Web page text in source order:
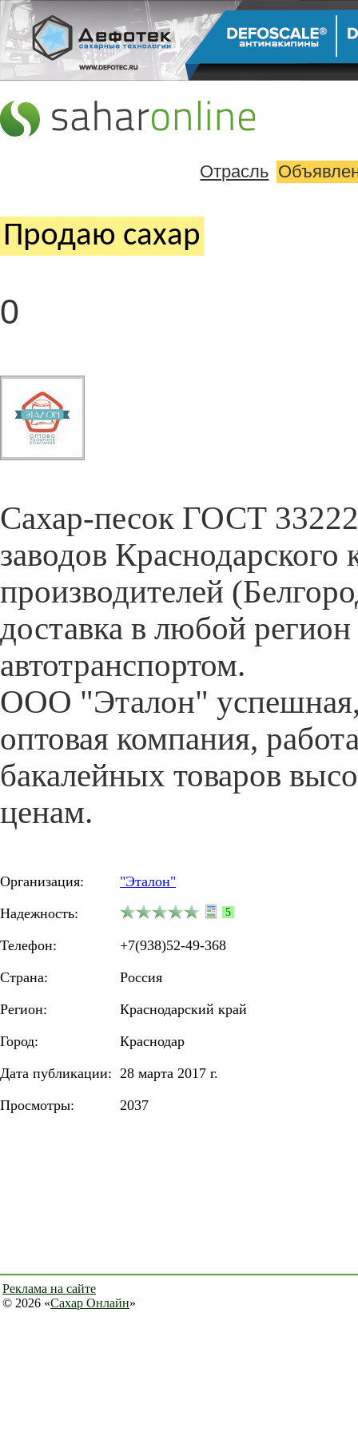
Отрасль
Продаю cахар
0
Cахар-песок ГОСТ
заводов
производителей
доставка в любой
автотранспортом.
ООО "Эталон"
оптовая компания,
бакалейных товаров
ценам.
Организация:
"Эталон"
Надежность:
5
Телефон:
+7(938)52-49-368
Страна:
Россия
Регион:
Краснодарский край
Город:
Краснодар
Дата публикации: 28 марта 2017 г.
Просмотры:
2037
Реклама на сайте
© 2026 «Сахар Онлайн»